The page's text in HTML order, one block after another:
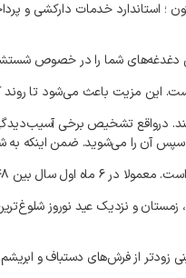
؛ استاندارد خدمات دارکشی و
دغدغه‌های شما را در خصوص
. این مزیت باعث می‌شود تا روند
. درواقع تشخیص برخی
سپس آن را می‌شوید. ضمن اینکه به
است. معمولا در ۶ ماه اول سال بین
زمستان و نزدیک عید نوروز
زودتر از فرش‌های دستباف و ابریشم